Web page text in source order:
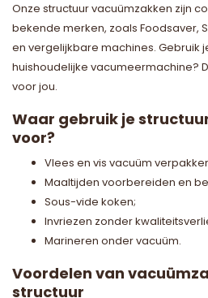
Onze structuur vacuümzakken zijn
bekende merken, zoals Foodsaver,
en vergelijkbare machines. Gebruik
huishoudelijke vacumeermachine?
voor jou.
Waar gebruik je
voor?
Vlees en vis vacuüm
Maaltijden voorbereiden en
Sous-vide koken;
Invriezen zonder
Marineren onder vacuüm.
Voordelen van
structuur